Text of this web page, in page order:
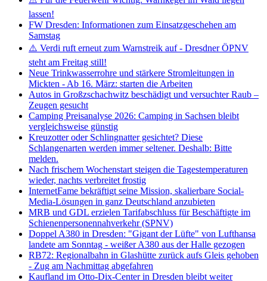
lassen!
FW Dresden: Informationen zum Einsatzgeschehen am
Samstag
⚠️ Verdi ruft erneut zum Warnstreik auf - Dresdner ÖPNV
steht am Freitag still!
Neue Trinkwasserrohre und stärkere Stromleitungen in
Mickten - Ab 16. März: starten die Arbeiten
Autos in Großzschachwitz beschädigt und versuchter Raub –
Zeugen gesucht
Camping Preisanalyse 2026: Camping in Sachsen bleibt
vergleichsweise günstig
Kreuzotter oder Schlingnatter gesichtet? Diese
Schlangenarten werden immer seltener. Deshalb: Bitte
melden.
Nach frischem Wochenstart steigen die Tagestemperaturen
wieder, nachts verbreitet frostig
InternetFame bekräftigt seine Mission, skalierbare Social-
Media-Lösungen in ganz Deutschland anzubieten
MRB und GDL erzielen Tarifabschluss für Beschäftigte im
Schienenpersonennahverkehr (SPNV)
Doppel A380 in Dresden: "Gigant der Lüfte" von Lufthansa
landete am Sonntag - weißer A380 aus der Halle gezogen
RB72: Regionalbahn in Glashütte zurück aufs Gleis gehoben
- Zug am Nachmittag abgefahren
Kaufland im Otto-Dix-Center in Dresden bleibt weiter